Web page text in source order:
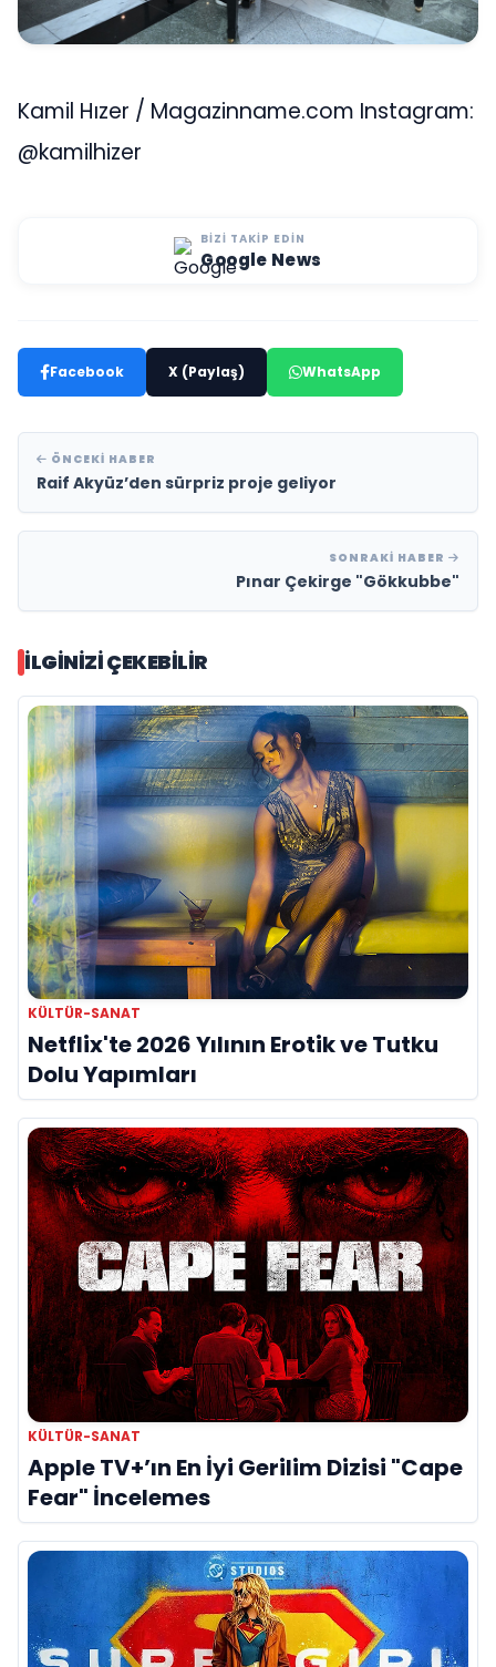
Kamil Hızer / Magazinname.com Instagram:
@kamilhizer
BIZI TAKIP EDIN
Google News
Facebook X (Paylaş) WhatsApp
ÖNCEKI HABER
Raif Akyüz’den sürpriz proje geliyor
SONRAKI HABER
Pınar Çekirge "Gökkubbe"
İLGINIZI ÇEKEBILIR
KÜLTÜR-SANAT
Netflix'te 2026 Yılının Erotik ve Tutku
Dolu Yapımları
KÜLTÜR-SANAT
Apple TV+’ın En İyi Gerilim Dizisi "Cape
Fear" İncelemes